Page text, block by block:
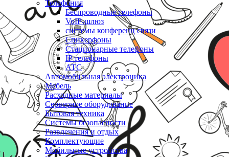
Телефония
Беспроводные телефоны
VoIP-шлюз
системы конференц связи
Спикерфоны
Стационарные телефоны
IP телефоны
АТС
Автомобильная электроника
Мебель
Расходные материалы
Серверное оборудование
Бытовая техника
Системы безопасности
Развлечения и отдых
Комплектующие
Мобильные устройства